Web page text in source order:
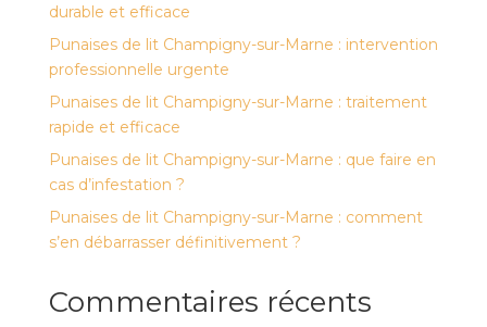
durable et efficace
Punaises de lit Champigny-sur-Marne : intervention
professionnelle urgente
Punaises de lit Champigny-sur-Marne : traitement
rapide et efficace
Punaises de lit Champigny-sur-Marne : que faire en
cas d’infestation ?
Punaises de lit Champigny-sur-Marne : comment
s’en débarrasser définitivement ?
Commentaires récents